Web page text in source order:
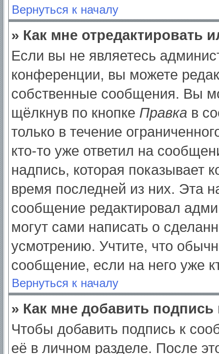
Вернуться к началу
» Как мне отредактировать
Если вы не являетесь
конференции, вы можете
собственные сообщения. Вы
щёлкнув по кнопке Правка в
только в течение
кто-то уже ответил на
надпись, которая показывает
время последней из них. Эта
сообщение редактировал
могут сами написать о
усмотрению. Учтите, что
сообщение, если на него уже
Вернуться к началу
» Как мне добавить
Чтобы добавить подпись к
её в личном разделе. После